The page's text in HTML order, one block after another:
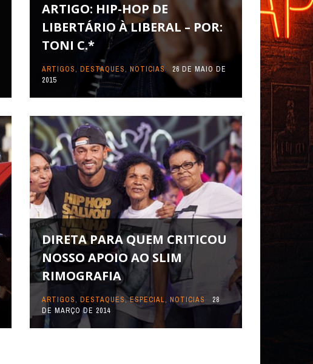
ARTIGO: HIP-HOP DE
LIBERTÁRIO À LIBERAL – POR:
TONI C.*
ARTIGOS, DESTAQUES, NOTICIAS
26 DE MAIO DE
2015
DIRETA PARA QUEM CRITICOU
NOSSO APOIO AO SLIM
RIMOGRAFIA
ARTIGOS, DESTAQUES,ESPECIAL, NOTICIAS
28
DE MARÇO DE 2014